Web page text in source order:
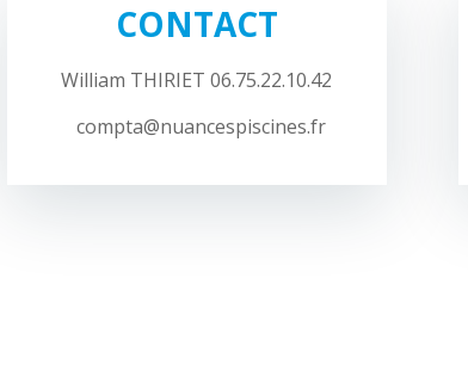
CONTACT
William THIRIET 06.75.22.10.42
compta@nuancespiscines.fr